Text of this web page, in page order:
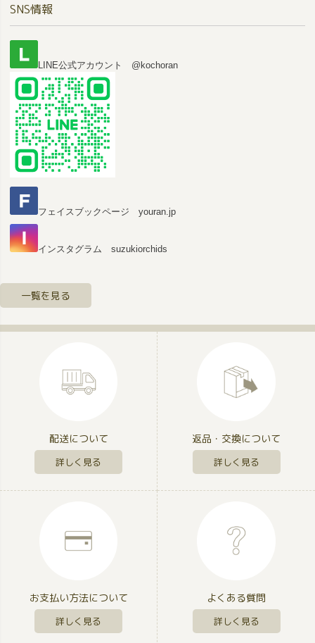
ップ
SNS情報
LINE公式アカウント @kochoran
フェイスブックページ youran.jp
インスタグラム suzukiorchids
一覧を見る
配送について
詳しく見る
返品・交換について
詳しく見る
お支払い方法について
詳しく見る
よくある質問
詳しく見る